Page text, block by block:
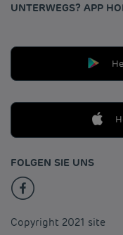
UNTERWEGS? APP
FOLGEN SIE UNS
Copyright 2021 site